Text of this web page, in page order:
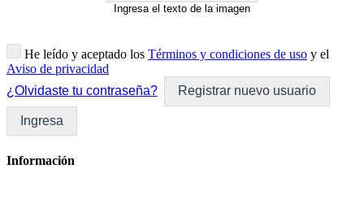
Ingresa el texto de la imagen
He leído y aceptado los Términos y condiciones de uso y el
Aviso de privacidad
¿Olvidaste tu contraseña?
Registrar nuevo usuario
Ingresa
Información